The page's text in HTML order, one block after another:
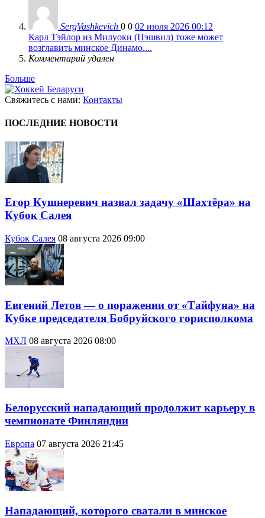
SergVashkevich 0 0 02 июля 2026 00:12
Карл Тэйлор из Милуоки (Нэшвил) тоже может
возглавить минское Динамо....
Комментарий удален
Больше
Свяжитесь с нами: Контакты
ПОСЛЕДНИЕ НОВОСТИ
Егор Кушнеревич назвал задачу «Шахтёра» на
Кубок Салея
Кубок Салея 08 августа 2026 09:00
Евгений Летов — о поражении от «Тайфуна» на
Кубке председателя Бобруйского горисполкома
МХЛ 08 августа 2026 08:00
Белорусский нападающий продолжит карьеру в
чемпионате Финляндии
Европа 07 августа 2026 21:45
Нападающий, которого сватали в минское